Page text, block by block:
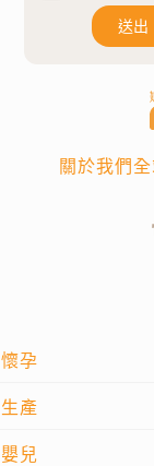
送出
懷孕
生產
嬰兒
關於我們